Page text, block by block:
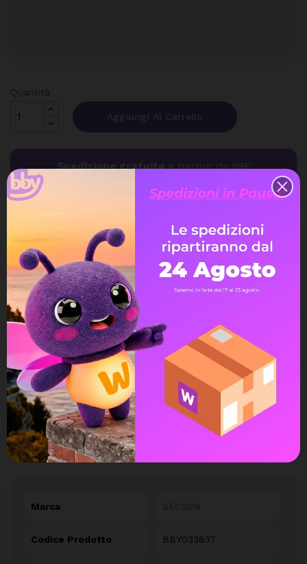
Aggiungi Al Carrello
Assistenza Live Chat
Ampia scelta di pagamenti
Spedizione express veloce
DETTAGLI DEL PRODOTTO
Marca SECSUN
Codice Prodotto BBY033837